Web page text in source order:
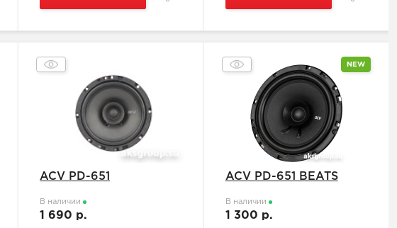
ACV PD-651
В наличии
1 690 р.
NEW
ACV PD-651 BEATS
В наличии
1 300 р.